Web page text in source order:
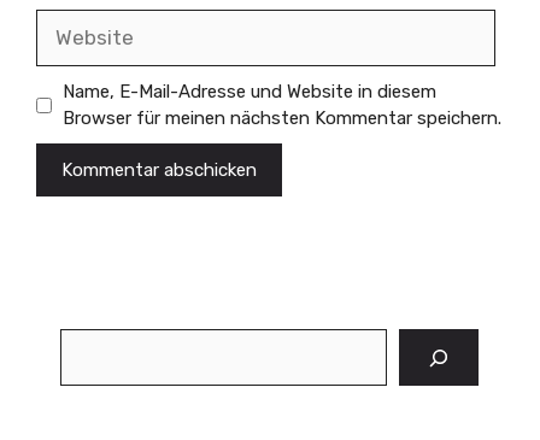
Name, E-Mail-Adresse und Website in diesem
Browser für meinen nächsten Kommentar speichern.